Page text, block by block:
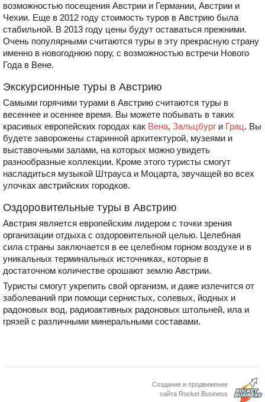
возможностью посещения Австрии и Германии, Австрии и
Чехии. Еще в 2012 году стоимость туров в Австрию была
стабильной. В 2013 году цены будут оставаться прежними.
Очень популярными считаются туры в эту прекрасную страну
именно в новогоднюю пору, с возможностью встречи Нового
Года в Вене.
Экскурсионные туры в Австрию
Самыми горячими турами в Австрию считаются туры в
весеннее и осеннее время. Вы можете побывать в таких
красивых европейских городах как Вена, Зальцбург и Грац. Вы
будете заворожены старинной архитектурой, музеями и
выставочными залами, на которых можно увидеть
разнообразные коллекции. Кроме этого туристы смогут
насладиться музыкой Штрауса и Моцарта, звучащей во всех
улочках австрийских городков.
Оздоровительные туры в Австрию
Австрия является европейским лидером с точки зрения
организации отдыха с оздоровительной целью. Целебная
сила страны заключается в ее целебном горном воздухе и в
уникальных терминальных источниках, которые в
достаточном количестве орошают землю Австрии.
Туристы смогут укрепить свой организм, и даже излечится от
заболеваний при помощи сернистых, солевых, йодных и
радоновых вод, радиоактивных радоновых штольней, ила и
грязей с различными минеральными составами.
Создание и продвижение
сайта Rocket Business